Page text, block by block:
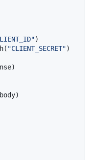
"CLIENT_SECRET")
)